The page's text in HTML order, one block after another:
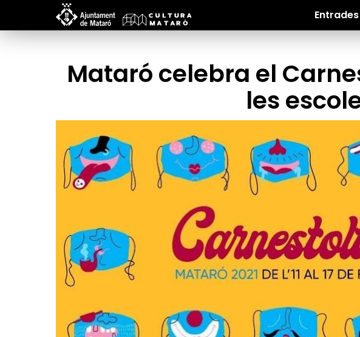
Entrades
Mataró celebra el
les